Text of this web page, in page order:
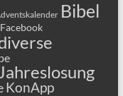
Bibel
Facebook
KonApp